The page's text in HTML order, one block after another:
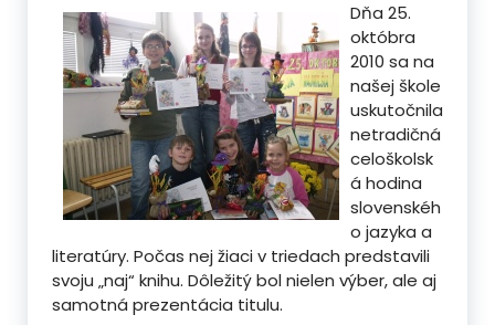
Dňa 25.
októbra
2010 sa na
našej škole
uskutočnila
netradičná
celoškolsk
á hodina
slovenskéh
o jazyka a
literatúry. Počas nej žiaci v triedach predstavili
svoju „naj“ knihu. Dôležitý bol nielen výber, ale aj
samotná prezentácia titulu.